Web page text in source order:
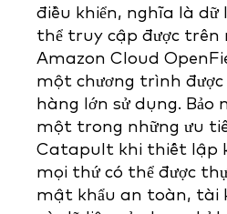
điều khiển, nghĩa là dữ
thể truy cập được trên
Amazon Cloud
một chương trình
hàng lớn sử dụng. Bảo
một trong những ưu
Catapult khi thiết lập
mọi thứ có thể được
mật khẩu an toàn, tài